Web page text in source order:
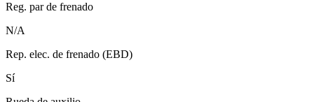
Reg. par de frenado
N/A
Rep. elec. de frenado (EBD)
Sí